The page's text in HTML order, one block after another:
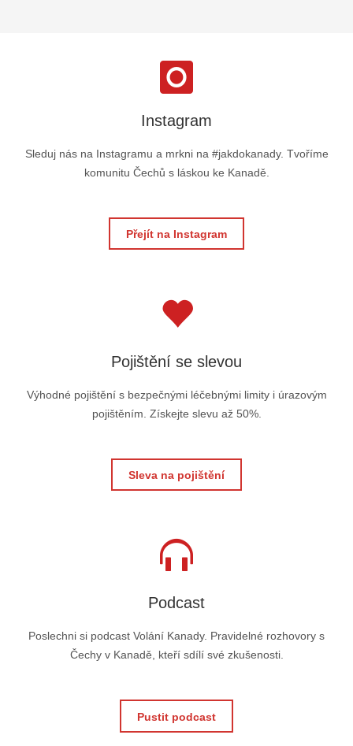
Instagram
Sleduj nás na Instagramu a mrkni na #jakdokanady. Tvoříme
komunitu Čechů s láskou ke Kanadě.
Přejít na Instagram
Pojištění se slevou
Výhodné pojištění s bezpečnými léčebnými limity i úrazovým
pojištěním. Získejte slevu až 50%.
Sleva na pojištění
Podcast
Poslechni si podcast Volání Kanady. Pravidelné rozhovory s
Čechy v Kanadě, kteří sdílí své zkušenosti.
Pustit podcast